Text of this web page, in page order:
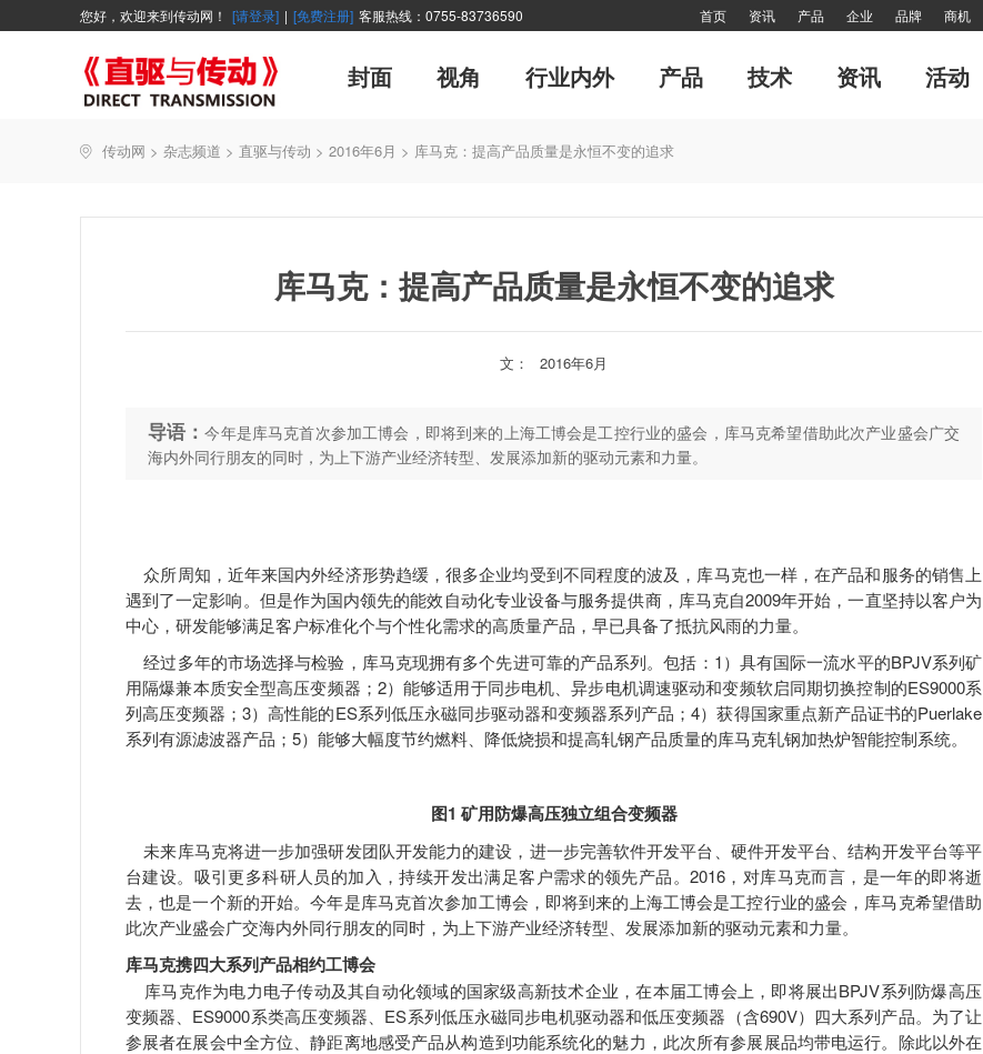
您好，欢迎来到传动网！ [请登录] | [免费注册] 客服热线：0755-83736590 首页 资讯 产品 企业 品牌 商机
封面
广告
视角
厂商采访
封面故事 高端视野
行业内外
企业活动 展会报道
能效碳索
每月专辑 聚焦 网站热点 产业联盟
产品
精品 新品
技术
世界方案 控制系统
技术文章
资讯
资讯在线 展会信息
直驱与传动
活动
新年寄语 伺服论坛
传动网 > 杂志频道 > 直驱与传动 > 2016年6月 > 库马克：提高产品质量是永恒不变的追求
库马克：提高产品质量是永恒不变的追求
文： 2016年6月
导语：今年是库马克首次参加工博会，即将到来的上海工博会是工控行业的盛会，库马克希望借助此次产业盛会广交
海内外同行朋友的同时，为上下游产业经济转型、发展添加新的驱动元素和力量。
众所周知，近年来国内外经济形势趋缓，很多企业均受到不同程度的波及，库马克也一样，在产品和服务的销售上
遇到了一定影响。但是作为国内领先的能效自动化专业设备与服务提供商，库马克自2009年开始，一直坚持以客户为
中心，研发能够满足客户标准化个与个性化需求的高质量产品，早已具备了抵抗风雨的力量。
经过多年的市场选择与检验，库马克现拥有多个先进可靠的产品系列。包括：1）具有国际一流水平的BPJV系列矿
用隔爆兼本质安全型高压变频器；2）能够适用于同步电机、异步电机调速驱动和变频软启同期切换控制的ES9000系
列高压变频器；3）高性能的ES系列低压永磁同步驱动器和变频器系列产品；4）获得国家重点新产品证书的Puerlake
系列有源滤波器产品；5）能够大幅度节约燃料、降低烧损和提高轧钢产品质量的库马克轧钢加热炉智能控制系统。
图1 矿用防爆高压独立组合变频器
未来库马克将进一步加强研发团队开发能力的建设，进一步完善软件开发平台、硬件开发平台、结构开发平台等平
台建设。吸引更多科研人员的加入，持续开发出满足客户需求的领先产品。2016，对库马克而言，是一年的即将逝
去，也是一个新的开始。今年是库马克首次参加工博会，即将到来的上海工博会是工控行业的盛会，库马克希望借助
此次产业盛会广交海内外同行朋友的同时，为上下游产业经济转型、发展添加新的驱动元素和力量。
库马克携四大系列产品相约工博会
库马克作为电力电子传动及其自动化领域的国家级高新技术企业，在本届工博会上，即将展出BPJV系列防爆高压
变频器、ES9000系类高压变频器、ES系列低压永磁同步电机驱动器和低压变频器（含690V）四大系列产品。为了让
参展者在展会中全方位、静距离地感受产品从构造到功能系统化的魅力，此次所有参展展品均带电运行。除此以外在